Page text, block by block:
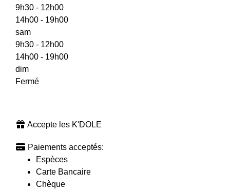
9h30 - 12h00
14h00 - 19h00
sam
9h30 - 12h00
14h00 - 19h00
dim
Fermé
Accepte les K'DOLE
Paiements acceptés:
Espèces
Carte Bancaire
Chèque